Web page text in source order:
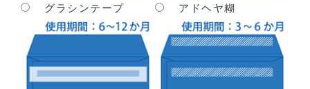
グラシンテープ アドヘヤ糊